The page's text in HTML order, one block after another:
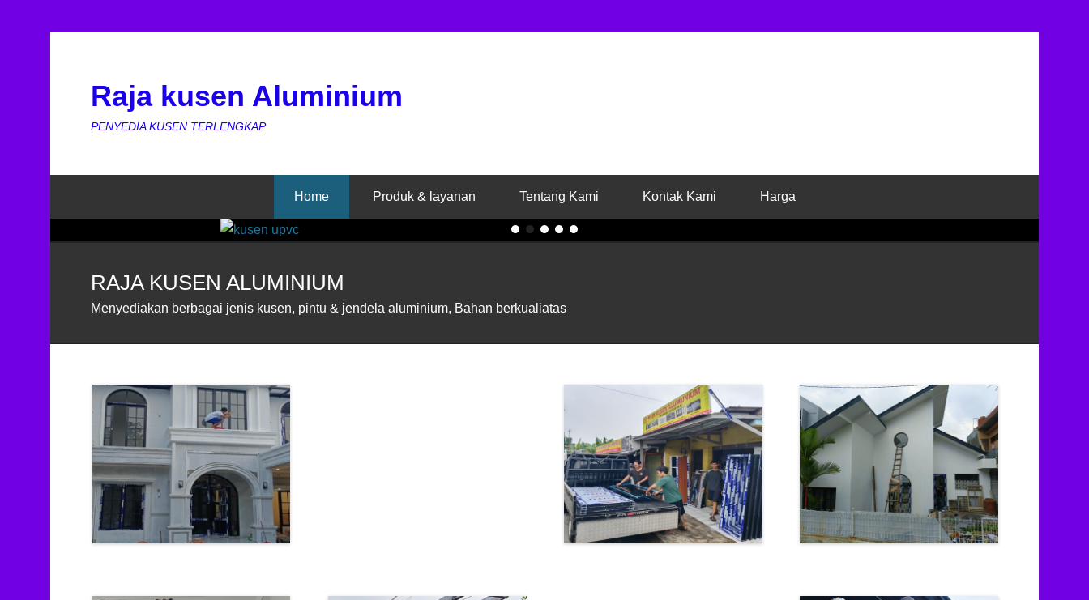
Raja kusen Aluminium
PENYEDIA KUSEN TERLENGKAP
Home Produk & layanan Tentang Kami Kontak Kami Harga
Jendela Aluminium
Jendela Aluminium Jendela Aluminium Wa 081211756659-
Membangun sebuah ruangan atau bangunan pasti memerlukan
Menempatkan
2 3 4 5
RAJA KUSEN ALUMINIUM
Menyediakan berbagai jenis kusen, pintu & jendela aluminium, Bahan berkualiatas